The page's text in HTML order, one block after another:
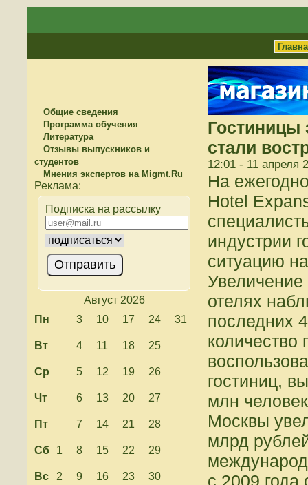
Общие сведения
Программа обучения
Литература
Отзывы выпускников и
студентов
Мнения экспертов на Migmt.Ru
Подписка на рассылку
Август 2026
Пн
3 10 17 24 31
Вт 4 11 18 25
Ср 5 12 19 26
Чт 6 13 20 27
Пт 7 14 21 28
Сб 1 8 15 22 29
Вс 2 9 16 23 30
Гостиницы
стали
12:01 - 11 апреля
На
Hotel
индустрии
ситуацию
Увеличение
отелях
последних
количество
гостиниц,
млн
Москвы
млрд
с 2009